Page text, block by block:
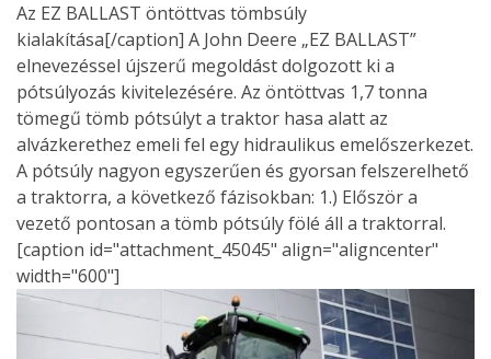
Az EZ BALLAST öntöttvas tömbsúly
kialakítása[/caption] A John Deere „EZ BALLAST”
elnevezéssel újszerű megoldást dolgozott ki a
pótsúlyozás kivitelezésére. Az öntöttvas 1,7 tonna
tömegű tömb pótsúlyt a traktor hasa alatt az
alvázkerethez emeli fel egy hidraulikus emelőszerkezet.
A pótsúly nagyon egyszerűen és gyorsan felszerelhető
a traktorra, a következő fázisokban: 1.) Először a
vezető pontosan a tömb pótsúly fölé áll a traktorral.
[caption id="attachment_45045" align="aligncenter"
width="600"]